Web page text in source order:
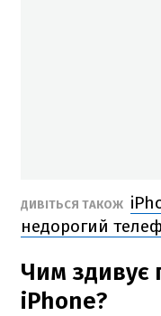
ДИВІТЬСЯ ТАКОЖ
недорогий
Чим здивує
iPhone?